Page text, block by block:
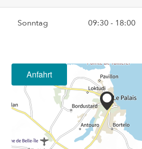
Sonntag 09:30 - 18:00
Anfahrt